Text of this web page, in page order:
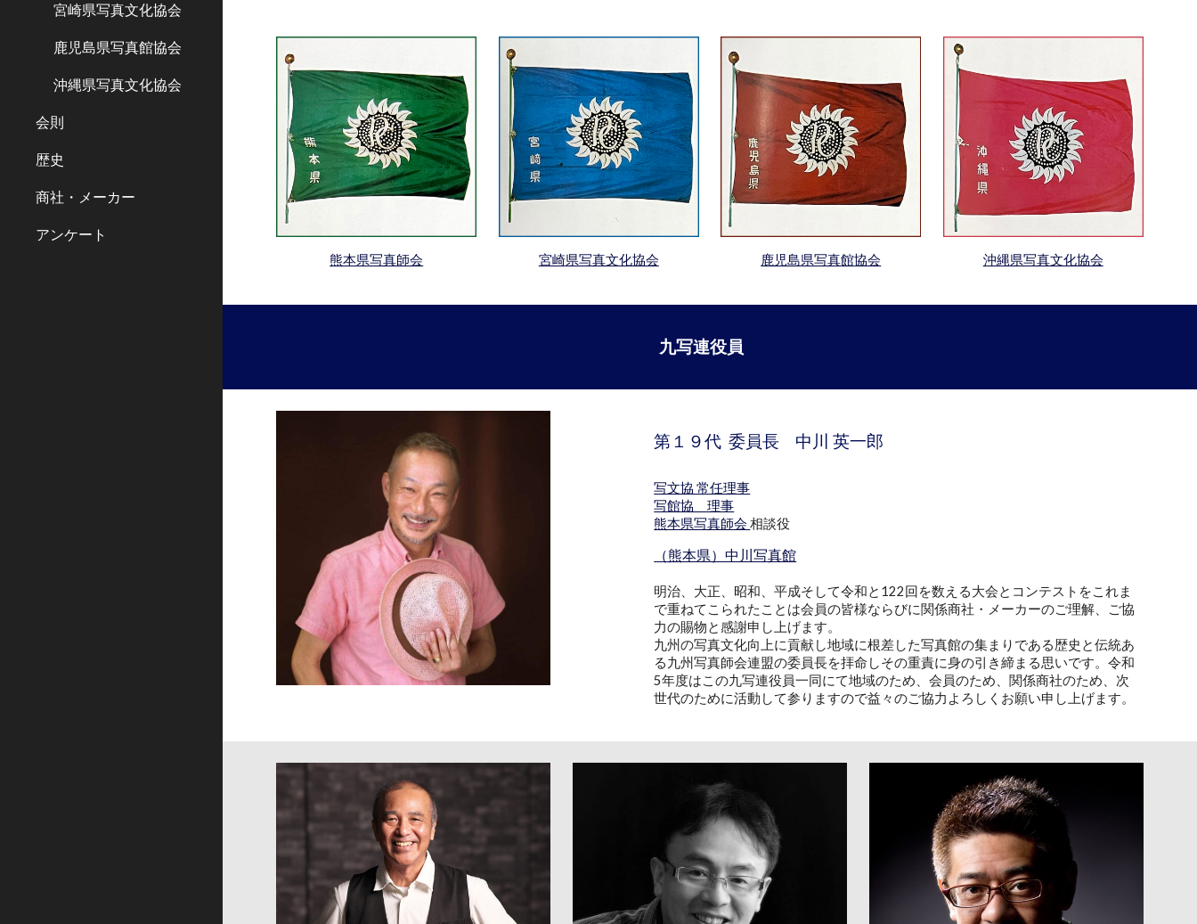
宮崎県写真文化協会
鹿児島県写真館協会
沖縄県写真文化協会
会則
歴史
商社・メーカー
アンケート
熊本県写真師会 宮崎県写真文化協会 鹿児島県写真館協会 沖縄県写真文化協会
九写連役員
第１９代 委員長 中川 英一郎
写文協 常任理事
写館協 理事
熊本県写真師会相談役
（熊本県）中川写真館
明治、大正、昭和、平成そして令和と122回を数える大会とコンテストをこれま
で重ねてこられたことは会員の皆様ならびに関係商社・メーカーのご理解、ご協
力の賜物と感謝申し上げます。
九州の写真文化向上に貢献し地域に根差した写真館の集まりである歴史と伝統あ
る九州写真師会連盟の委員長を拝命しその重責に身の引き締まる思いです。令和
5年度はこの九写連役員一同にて地域のため、会員のため、関係商社のため、次
世代のために活動して参りますので益々のご協力よろしくお願い申し上げます。